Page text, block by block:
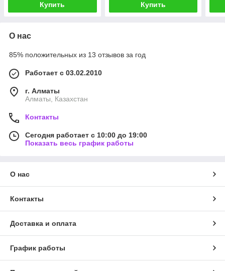
Купить Купить
О нас
85% положительных из 13 отзывов за год
Работает с 03.02.2010
г. Алматы
Алматы, Казахстан
Контакты
Сегодня работает с 10:00 до 19:00
Показать весь график работы
О нас
Контакты
Доставка и оплата
График работы